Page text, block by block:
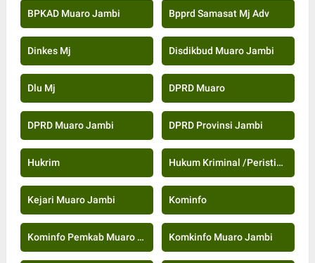
BPKAD Muaro Jambi Bpprd Samasat Mj Adv
Dinkes Mj Disdikbud Muaro Jambi
Dlu Mj DPRD Muaro
DPRD Muaro Jambi DPRD Provinsi Jambi
Hukrim Hukum Kriminal /Peristiwa
Kejari Muaro Jambi Kominfo
Kominfo Pemkab Muaro Jambi Komkinfo Muaro Jambi